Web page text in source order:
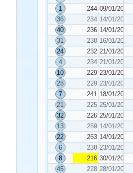
1
244 09/01/2023
36
234 14/01/2023
40
236 14/01/2023
31
238 16/01/2023
24
232 21/01/2023
4
234 21/01/2023
10
229 23/01/2023
28
229 23/01/2023
7
241 18/01/2023
21
225 25/01/2023
32
226 25/01/2023
13
259 14/01/2023
22
263 14/01/2023
6
238 23/01/2023
8
216 30/01/2023
45
228 28/01/2023